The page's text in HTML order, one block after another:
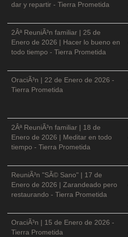
dar y repartir - Tierra Prometida
2Âª ReuniÃ³n familiar | 25 de
Enero de 2026 | Hacer lo bueno en
todo tiempo - Tierra Prometida
OraciÃ³n | 22 de Enero de 2026 -
Tierra Prometida
2Âª ReuniÃ³n familiar | 18 de
Enero de 2026 | Meditar en todo
tiempo - Tierra Prometida
ReuniÃ³n "SÃ© Sano" | 17 de
Enero de 2026 | Zarandeado pero
restaurando - Tierra Prometida
OraciÃ³n | 15 de Enero de 2026 -
Tierra Prometida